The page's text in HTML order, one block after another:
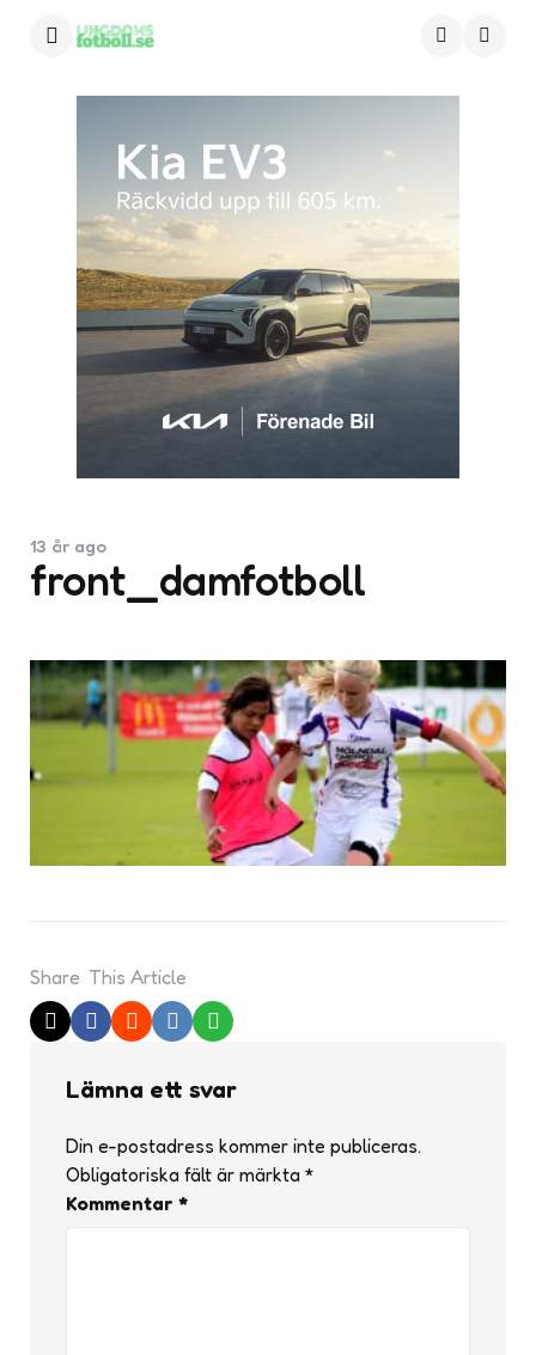
front_damfotboll
13 år ago
Share This Article
Lämna ett svar
Din e-postadress kommer inte publiceras.
Obligatoriska fält är märkta *
Kommentar *